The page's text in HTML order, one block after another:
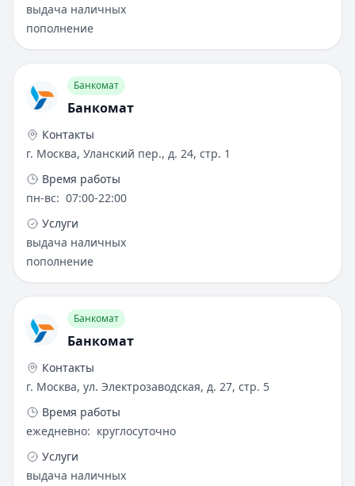
выдача наличных
пополнение
Банкомат
Банкомат
Контакты
г. Москва, Уланский пер., д. 24, стр. 1
Время работы
пн-вс: 07:00-22:00
Услуги
выдача наличных
пополнение
Банкомат
Банкомат
Контакты
г. Москва, ул. Электрозаводская, д. 27, стр. 5
Время работы
ежедневно: круглосуточно
Услуги
выдача наличных